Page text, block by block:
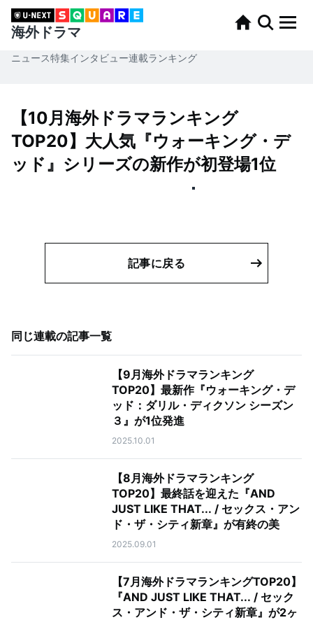
海外ドラマ
ニュース特集インタビュー連載ランキング
【10月海外ドラマランキング
TOP20】大人気『ウォーキング・デ
ッド』シリーズの新作が初登場1位
記事に戻る
同じ連載の記事一覧
【9月海外ドラマランキング
TOP20】最新作『ウォーキング・デ
ッド：ダリル・ディクソン シーズン
３』が1位発進
2025.10.01
【8月海外ドラマランキング
TOP20】最終話を迎えた『AND
JUST LIKE THAT... / セックス・アン
ド・ザ・シティ新章』が有終の美
2025.09.01
【7月海外ドラマランキングTOP20】
『AND JUST LIKE THAT... / セック
ス・アンド・ザ・シティ新章』が2ヶ